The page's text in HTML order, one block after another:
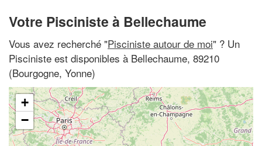
Votre Pisciniste à Bellechaume
Vous avez recherché "Pisciniste autour de moi" ? Un
Pisciniste est disponibles à Bellechaume, 89210
(Bourgogne, Yonne)
+
−